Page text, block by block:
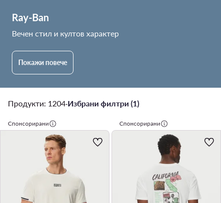
Ray-Ban
Вечен стил и култов характер
Покажи повече
Продукти: 1204·Избрани филтри (1)
Спонсорирани Спонсорирани